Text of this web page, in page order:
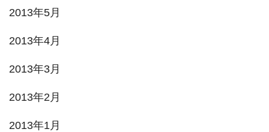
2013年5月
2013年4月
2013年3月
2013年2月
2013年1月